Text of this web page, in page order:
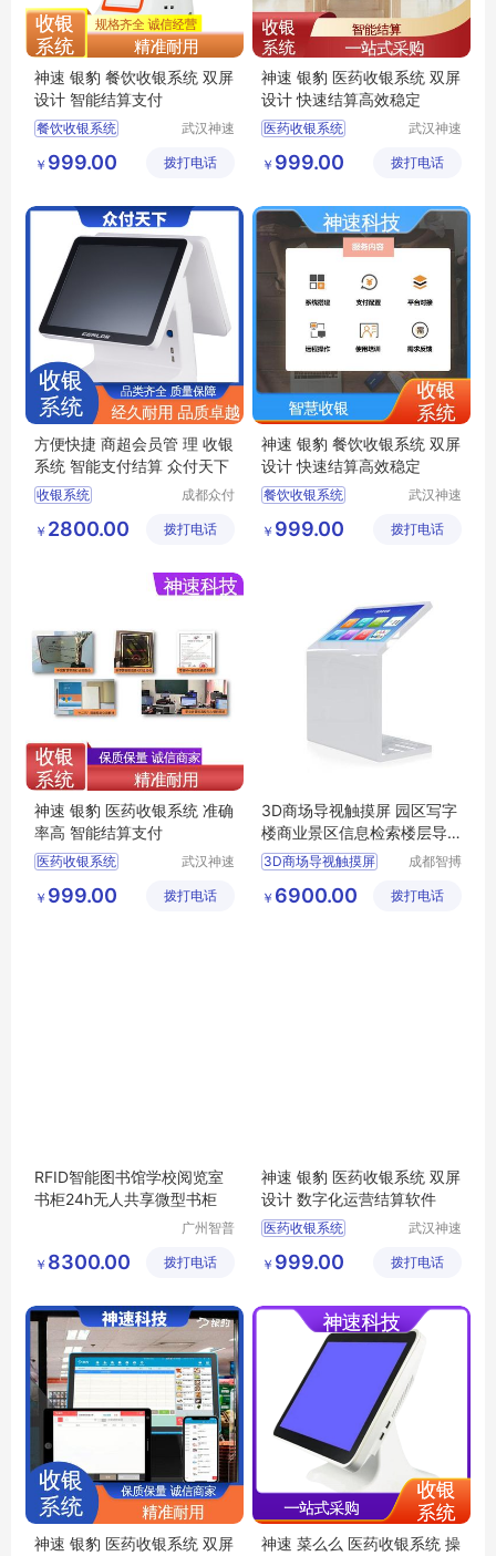
神速 银豹 餐饮收银系统 双屏
设计 智能结算支付
餐饮收银系统
超市收银系统
银豹收银系统
武汉神速
公司
￥ 999.00 拨打电话
神速 银豹 医药收银系统 双屏
设计 快速结算高效稳定
医药收银系统
银豹收银系统
零食店收银系统
武汉神速
公司
￥ 999.00 拨打电话
方便快捷 商超会员管 理 收银
系统 智能支付结算 众付天下
收银系统
智能收银系统
成都众付
有限公司
￥ 2800.00 拨打电话
神速 银豹 餐饮收银系统 双屏
设计 快速结算高效稳定
餐饮收银系统
收银系统
武汉神速
公司
￥ 999.00 拨打电话
神速 银豹 医药收银系统 准确
率高 智能结算支付
医药收银系统
收银系统公司
武汉神速
公司
￥ 999.00 拨打电话
3D商场导视触摸屏 园区写字
楼商业景区信息检索楼层导
览一体机
3D商场导视触摸屏
信息检索一体机
成都智搏
限公司
￥ 6900.00 拨打电话
RFID智能图书馆学校阅览室
书柜24h无人共享微型书柜
广州智普
技有限公
￥ 8300.00 拨打电话
神速 银豹 医药收银系统 双屏
设计 数字化运营结算软件
医药收银系统
收银系统价格
收银系统公司
武汉神速
公司
￥ 999.00 拨打电话
神速 银豹 医药收银系统 双屏 神速 菜么么 医药收银系统 操